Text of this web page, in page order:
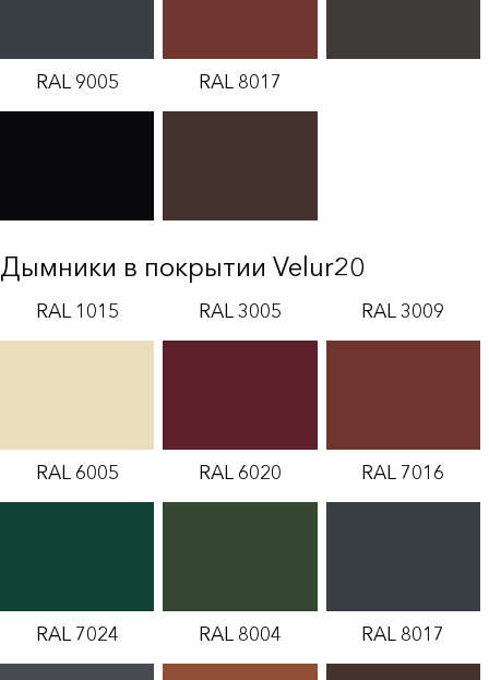
RAL 9005 RAL 8017
Дымники в покрытии Velur20
RAL 1015 RAL 3005 RAL 3009
RAL 6005 RAL 6020 RAL 7016
RAL 7024 RAL 8004 RAL 8017